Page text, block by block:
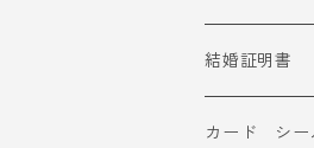
結婚証明書
カード シー